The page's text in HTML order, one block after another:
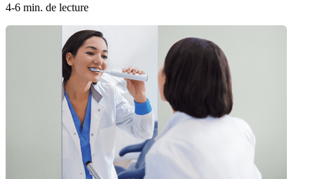
4-6 min. de lecture